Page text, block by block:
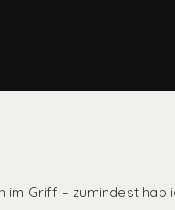
im Griff – zumindest